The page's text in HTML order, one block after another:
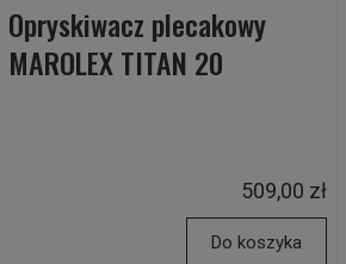
Opryskiwacz plecakowy
MAROLEX TITAN 20
509,00 zł
Do koszyka